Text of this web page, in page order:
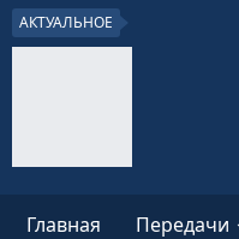
АКТУАЛЬНОЕ
Главная Передачи